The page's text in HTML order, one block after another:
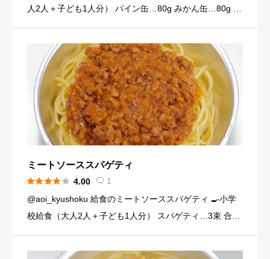
人2人＋子ども1人分） パイン缶…80g みかん缶…80g 黄
4g） （白玉団子） 白玉粉… […]
ミートソーススパゲティ
 4.00  1
@aoi_kyushoku 給食のミートソーススパゲティ 🍳小学
校給食（大人2人＋子ども1人分） スパゲティ…3束 合い
（120g） にんにくチューブ…少々（1 […]